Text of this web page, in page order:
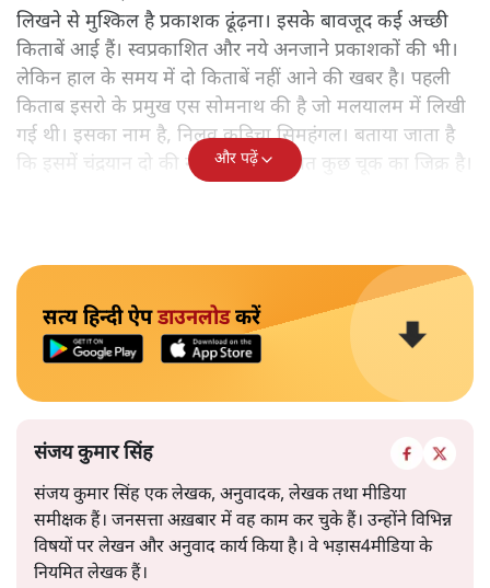
लिखने से मुश्किल है प्रकाशक ढूंढ़ना। इसके बावजूद कई अच्छी
किताबें आई हैं। स्वप्रकाशित और नये अनजाने प्रकाशकों की भी।
लेकिन हाल के समय में दो किताबें नहीं आने की खबर है। पहली
किताब इसरो के प्रमुख एस सोमनाथ की है जो मलयालम में लिखी
गई थी। इसका नाम है, निलवु कुडिचा सिमहंगल। बताया जाता है
कि इसमें चंद्रयान दो की नाकामी से संबंधित कुछ चूक का जिक्र है।
और पढ़ें
सत्य हिन्दी ऐपडाउनलोडकरें
संजय कुमार सिंह
संजय कुमार सिंह एक लेखक, अनुवादक, लेखक तथा मीडिया
समीक्षक हैं। जनसत्ता अख़बार में वह काम कर चुके हैं। उन्होंने विभिन्न
विषयों पर लेखन और अनुवाद कार्य किया है। वे भड़ास4मीडिया के
नियमित लेखक हैं।